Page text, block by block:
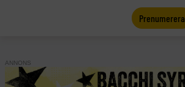
Prenumerera
ANNONS